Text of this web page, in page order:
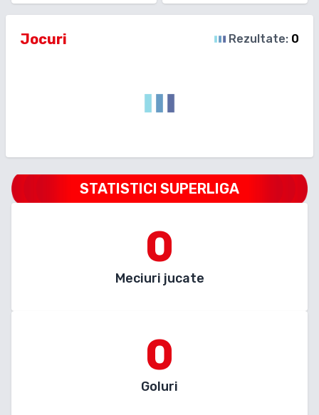
Jocuri Rezultate: 0
STATISTICI SUPERLIGA
0
Meciuri jucate
0
Goluri